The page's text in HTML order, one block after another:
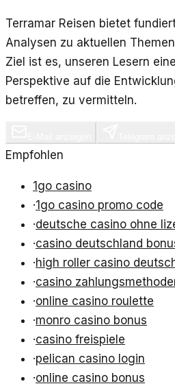
Terramar Reisen bietet
Analysen zu aktuellen
Ziel ist es, unseren Lesern
Perspektive auf die
betreffen, zu vermitteln.
Empfohlen
1go casino
·1go casino promo code
·deutsche casino ohne
·casino deutschland
·high roller casino
·casino
·online casino roulette
·monro casino bonus
·casino freispiele
·pelican casino login
·online casino bonus